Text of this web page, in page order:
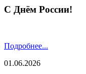
С Днём России!
Подробнее...
01.06.2026